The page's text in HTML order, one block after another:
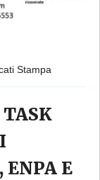
Stampa
E